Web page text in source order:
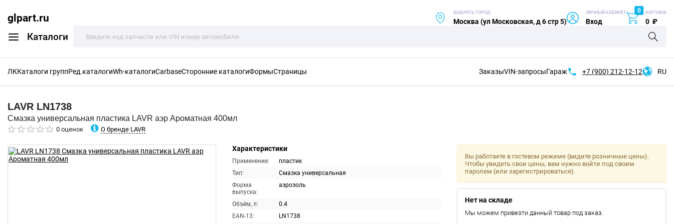
glpart.ru
Каталоги
ВЫБРАТЬ ГОРОД
Москва (ул Московская, д 6 стр 5)
ЛИЧНЫЙ КАБИНЕТ
Вход
0 КОРЗИНА
0 ₽
ЛККаталоги группРед.каталогиWh-каталогиCarbaseСторонние каталогиФормыСтраницы ЗаказыVIN-запросыГараж +7 (900) 212-12-12 RU
LAVR LN1738
Смазка универсальная пластика LAVR аэр Ароматная 400мл
0 оценок О бренде LAVR
Характеристики
Применение:
пластик
Тип:
Смазка универсальная
Форма
выпуска:
аэрозоль
Объём, л:
0.4
EAN-13:
LN1738
Вы работаете в гостевом режиме (видите розничные цены).
Чтобы увидеть свои цены, вам нужно войти под своим
паролем (или зарегистрироваться).
Нет на складе
Мы можем привезти данный товар под заказ.